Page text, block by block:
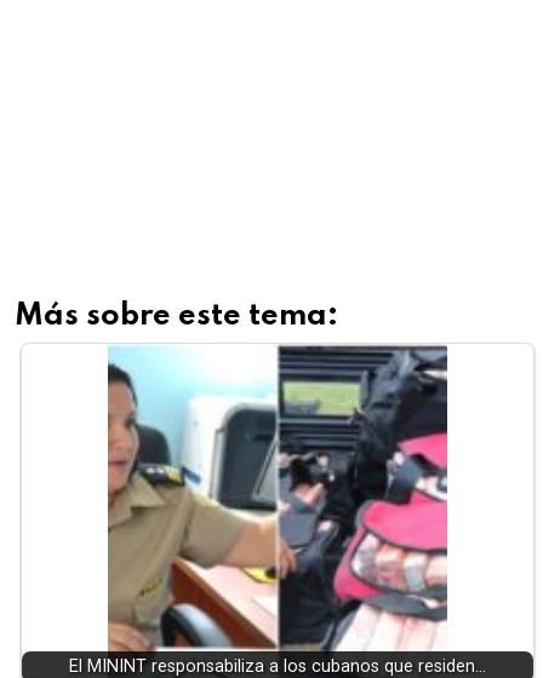
Más sobre este tema:
El MININT responsabiliza a los cubanos que residen…